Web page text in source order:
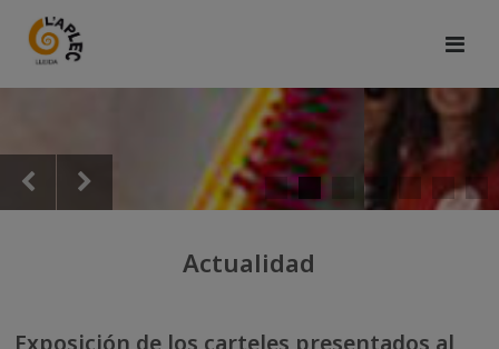
Actualidad
Exposición de los carteles presentados al